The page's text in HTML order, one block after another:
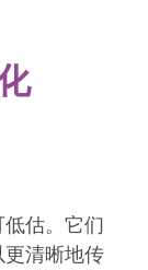
估。它们
清晰地传